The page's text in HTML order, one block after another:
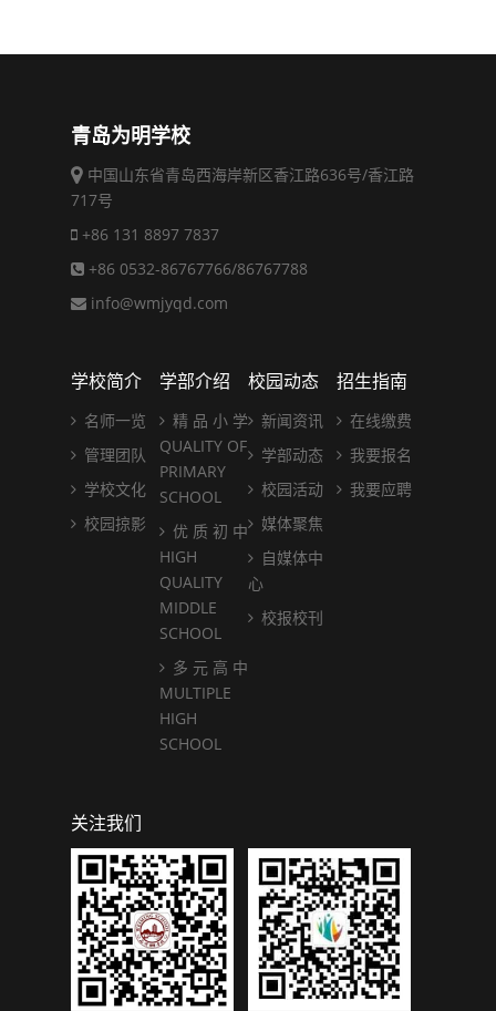
青岛为明学校
中国山东省青岛西海岸新区香江路636号/香江路
717号
+86 131 8897 7837
+86 0532-86767766/86767788
info@wmjyqd.com
学校简介
名师一览
管理团队
学校文化
校园掠影
学部介绍
精 品 小 学
QUALITY OF
PRIMARY
SCHOOL
优 质 初 中
HIGH
QUALITY
MIDDLE
SCHOOL
多 元 高 中
MULTIPLE
HIGH
SCHOOL
校园动态
新闻资讯
学部动态
校园活动
媒体聚焦
自媒体中
心
校报校刊
招生指南
在线缴费
我要报名
我要应聘
关注我们